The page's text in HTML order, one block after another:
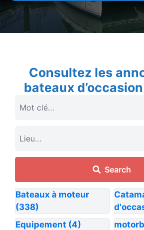
Consultez les
bateaux
Search
Bateaux à moteur
(338)
Equipement (4)